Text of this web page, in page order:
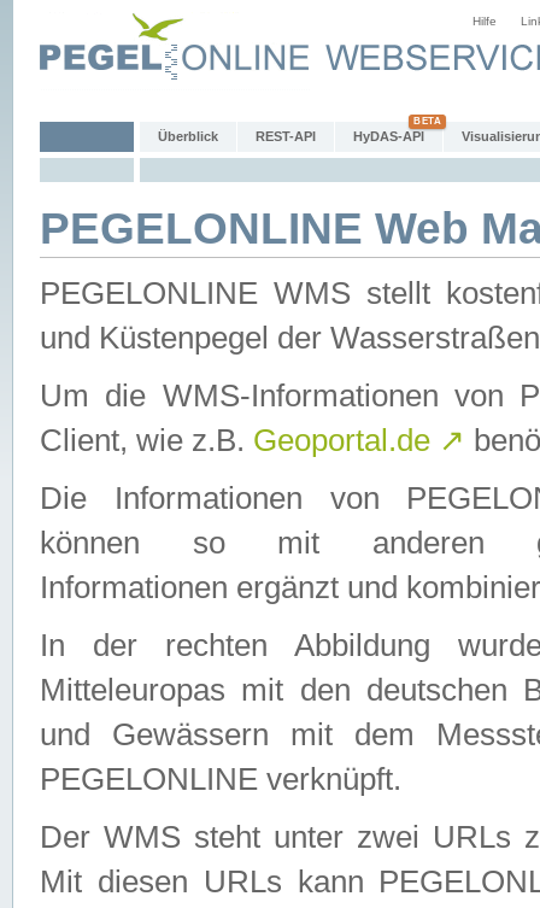
Hilfe
Überblick REST-API HyDAS-API
PEGELONLINE Web
PEGELONLINE WMS stellt
und Küstenpegel der
Um die WMS-Informationen von
Client, wie z.B. Geoportal.de ↗
Die Informationen von
können so mit anderen
Informationen ergänzt und
In der rechten Abbildung
Mitteleuropas mit den deutschen
und Gewässern mit dem
PEGELONLINE verknüpft.
Der WMS steht unter zwei URLs
Mit diesen URLs kann